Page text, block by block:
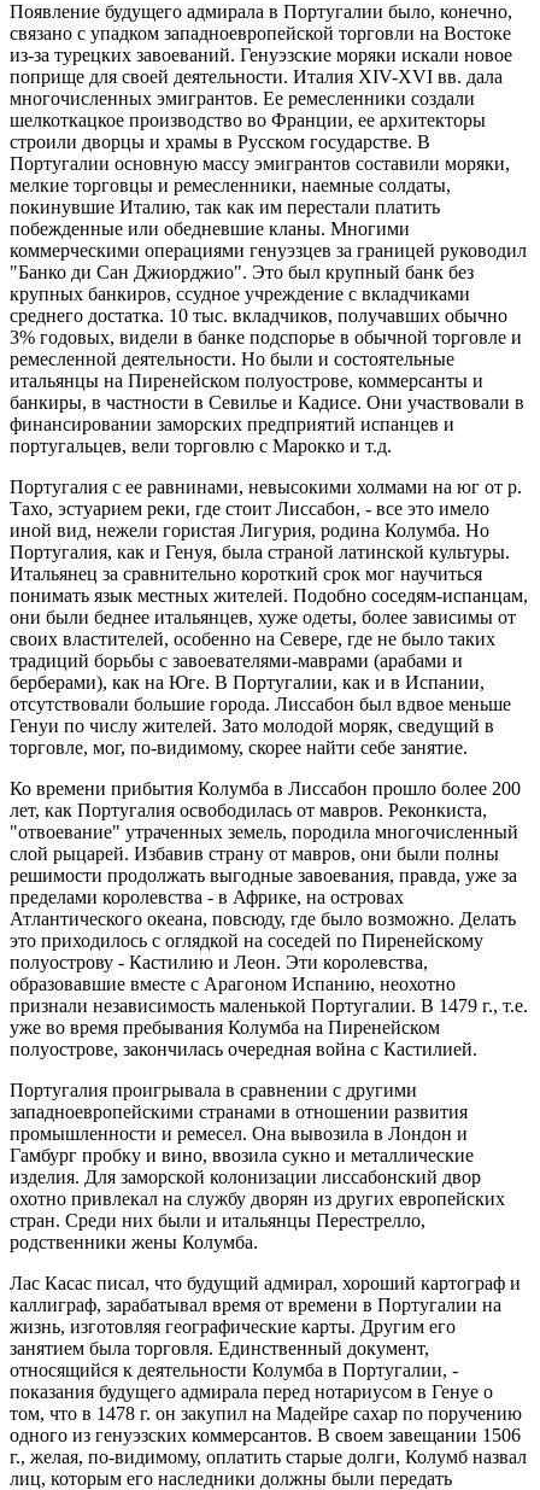
Появление будущего адмирала в Португалии было, конечно,
связано с упадком западноевропейской торговли на Востоке
из-за турецких завоеваний. Генуэзские моряки искали новое
поприще для своей деятельности. Италия XIV-XVI вв. дала
многочисленных эмигрантов. Ее ремесленники создали
шелкоткацкое производство во Франции, ее архитекторы
строили дворцы и храмы в Русском государстве. В
Португалии основную массу эмигрантов составили моряки,
мелкие торговцы и ремесленники, наемные солдаты,
покинувшие Италию, так как им перестали платить
побежденные или обедневшие кланы. Многими
коммерческими операциями генуэзцев за границей руководил
"Банко ди Сан Джиорджио". Это был крупный банк без
крупных банкиров, ссудное учреждение с вкладчиками
среднего достатка. 10 тыс. вкладчиков, получавших обычно
3% годовых, видели в банке подспорье в обычной торговле и
ремесленной деятельности. Но были и состоятельные
итальянцы на Пиренейском полуострове, коммерсанты и
банкиры, в частности в Севилье и Кадисе. Они участвовали в
финансировании заморских предприятий испанцев и
португальцев, вели торговлю с Марокко и т.д.
Португалия с ее равнинами, невысокими холмами на юг от р.
Тахо, эстуарием реки, где стоит Лиссабон, - все это имело
иной вид, нежели гористая Лигурия, родина Колумба. Но
Португалия, как и Генуя, была страной латинской культуры.
Итальянец за сравнительно короткий срок мог научиться
понимать язык местных жителей. Подобно соседям-испанцам,
они были беднее итальянцев, хуже одеты, более зависимы от
своих властителей, особенно на Севере, где не было таких
традиций борьбы с завоевателями-маврами (арабами и
берберами), как на Юге. В Португалии, как и в Испании,
отсутствовали большие города. Лиссабон был вдвое меньше
Генуи по числу жителей. Зато молодой моряк, сведущий в
торговле, мог, по-видимому, скорее найти себе занятие.
Ко времени прибытия Колумба в Лиссабон прошло более 200
лет, как Португалия освободилась от мавров. Реконкиста,
"отвоевание" утраченных земель, породила многочисленный
слой рыцарей. Избавив страну от мавров, они были полны
решимости продолжать выгодные завоевания, правда, уже за
пределами королевства - в Африке, на островах
Атлантического океана, повсюду, где было возможно. Делать
это приходилось с оглядкой на соседей по Пиренейскому
полуострову - Кастилию и Леон. Эти королевства,
образовавшие вместе с Арагоном Испанию, неохотно
признали независимость маленькой Португалии. В 1479 г., т.е.
уже во время пребывания Колумба на Пиренейском
полуострове, закончилась очередная война с Кастилией.
Португалия проигрывала в сравнении с другими
западноевропейскими странами в отношении развития
промышленности и ремесел. Она вывозила в Лондон и
Гамбург пробку и вино, ввозила сукно и металлические
изделия. Для заморской колонизации лиссабонский двор
охотно привлекал на службу дворян из других европейских
стран. Среди них были и итальянцы Перестрелло,
родственники жены Колумба.
Лас Касас писал, что будущий адмирал, хороший картограф и
каллиграф, зарабатывал время от времени в Португалии на
жизнь, изготовляя географические карты. Другим его
занятием была торговля. Единственный документ,
относящийся к деятельности Колумба в Португалии, -
показания будущего адмирала перед нотариусом в Генуе о
том, что в 1478 г. он закупил на Мадейре сахар по поручению
одного из генуэзских коммерсантов. В своем завещании 1506
г., желая, по-видимому, оплатить старые долги, Колумб назвал
лиц, которым его наследники должны были передать